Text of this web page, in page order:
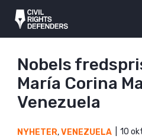
Nobels
María Corina
Venezuela
NYHETER,VENEZUELA 10